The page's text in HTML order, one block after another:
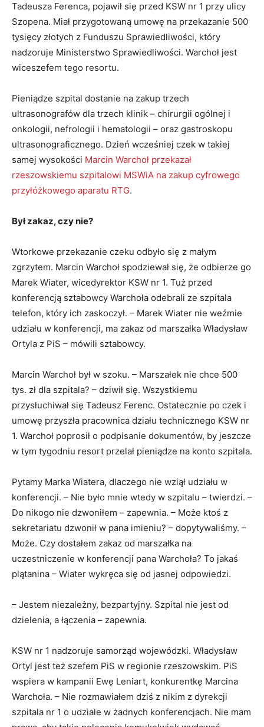
Tadeusza Ferenca, pojawił się przed KSW nr 1 przy ulicy
Szopena. Miał przygotowaną umowę na przekazanie 500
tysięcy złotych z Funduszu Sprawiedliwości, który
nadzoruje Ministerstwo Sprawiedliwości. Warchoł jest
wiceszefem tego resortu.
Pieniądze szpital dostanie na zakup trzech
ultrasonografów dla trzech klinik – chirurgii ogólnej i
onkologii, nefrologii i hematologii – oraz gastroskopu
ultrasonograficznego. Dzień wcześniej czek w takiej
samej wysokości Marcin Warchoł przekazał
rzeszowskiemu szpitalowi MSWiA na zakup cyfrowego
przyłóżkowego aparatu RTG.
Był zakaz, czy nie?
Wtorkowe przekazanie czeku odbyło się z małym
zgrzytem. Marcin Warchoł spodziewał się, że odbierze go
Marek Wiater, wicedyrektor KSW nr 1. Tuż przed
konferencją sztabowcy Warchoła odebrali ze szpitala
telefon, który ich zaskoczył. – Marek Wiater nie weźmie
udziału w konferencji, ma zakaz od marszałka Władysław
Ortyla z PiS – mówili sztabowcy.
Marcin Warchoł był w szoku. – Marszałek nie chce 500
tys. zł dla szpitala? – dziwił się. Wszystkiemu
przysłuchiwał się Tadeusz Ferenc. Ostatecznie po czek i
umowę przyszła pracownica działu technicznego KSW nr
1. Warchoł poprosił o podpisanie dokumentów, by jeszcze
w tym tygodniu resort przelał pieniądze na konto szpitala.
Pytamy Marka Wiatera, dlaczego nie wziął udziału w
konferencji. – Nie było mnie wtedy w szpitalu – twierdzi. –
Do nikogo nie dzwoniłem – zapewnia. – Może ktoś z
sekretariatu dzwonił w pana imieniu? – dopytywaliśmy. –
Może. Czy dostałem zakaz od marszałka na
uczestniczenie w konferencji pana Warchoła? To jakaś
plątanina – Wiater wykręca się od jasnej odpowiedzi.
– Jestem niezależny, bezpartyjny. Szpital nie jest od
dzielenia, a łączenia – zapewnia.
KSW nr 1 nadzoruje samorząd wojewódzki. Władysław
Ortyl jest też szefem PiS w regionie rzeszowskim. PiS
wspiera w kampanii Ewę Leniart, konkurentkę Marcina
Warchoła. – Nie rozmawiałem dziś z nikim z dyrekcji
szpitala nr 1 o udziale w żadnych konferencjach. Nie mam